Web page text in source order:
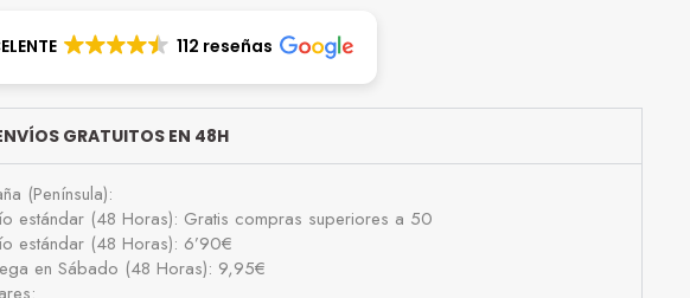
112 reseñas
GRATUITOS EN 48H
(Península):
estándar (48 Horas): Gratis compras superiores a 50
estándar (48 Horas): 6’90€
en Sábado (48 Horas): 9,95€